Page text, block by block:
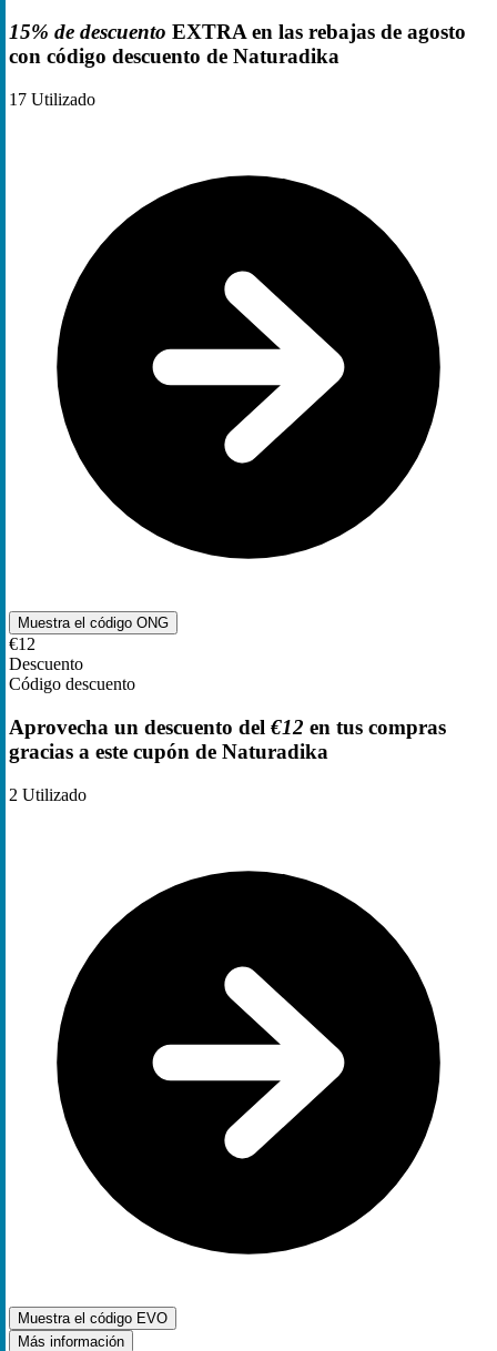
15% de descuento EXTRA en las rebajas de agosto
con código descuento de Naturadika
17 Utilizado
Muestra el código ONG
€12
Descuento
Código descuento
Aprovecha un descuento del €12 en tus compras
gracias a este cupón de Naturadika
2 Utilizado
Muestra el código EVO
Más información